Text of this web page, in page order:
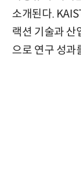
소개된다.
랙션 기술과 산
으로 연구 성과